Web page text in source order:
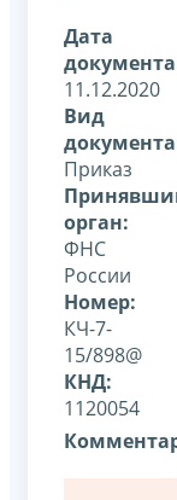
Дата
11.12.2020
Вид
Приказ
орган:
ФНС
России
Номер:
КЧ-7-
15/898@
КНД:
1120054